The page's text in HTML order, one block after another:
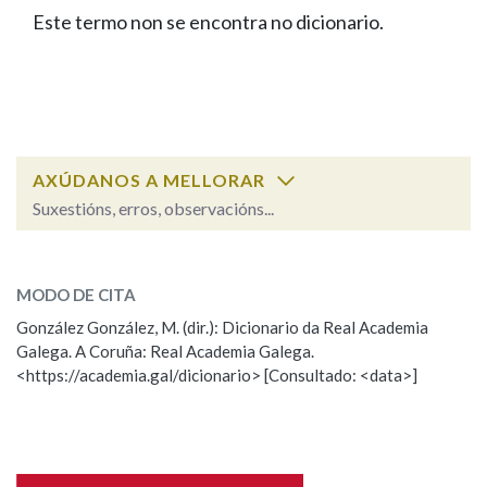
FIGURAS HOMENAXEADAS
PORTAL DAS PALABRAS
Facebook
TwitterYoutubeInstagram
Bluesky
BUSCAR NOS LEMAS
Remata por
BUSCAR NO CONTIDO
Nas definicións
Este termo non se encontra no dicionario.
AXÚDANOS A MELLORAR
Suxestións, erros, observacións...
Observación
Nome
MODO DE CITA
González González, M. (dir.): Dicionario da Real Academia
Galega. A Coruña: Real Academia Galega.
<https://academia.gal/dicionario> [Consultado: <data>]